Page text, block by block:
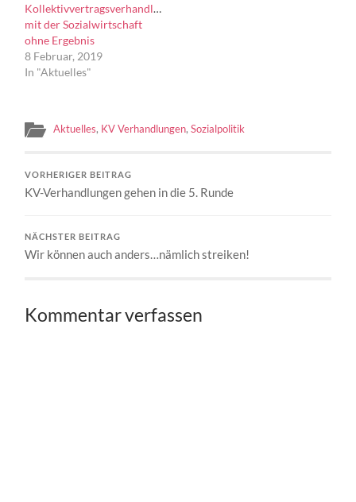
Kollektivvertragsverhandlung
mit der Sozialwirtschaft
ohne Ergebnis
8 Februar, 2019
In "Aktuelles"
Aktuelles, KV Verhandlungen,Sozialpolitik
VORHERIGER BEITRAG
KV-Verhandlungen gehen in die 5. Runde
NÄCHSTER BEITRAG
Wir können auch anders…nämlich streiken!
Kommentar verfassen